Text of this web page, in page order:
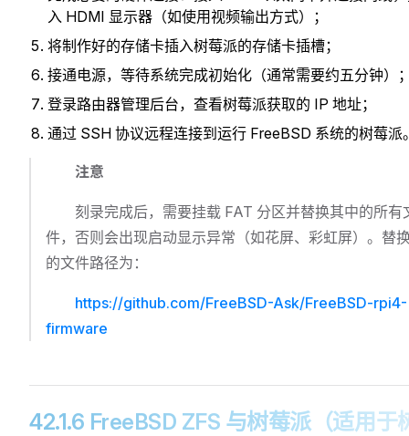
入 HDMI 显示器（如使用视频输出方式）；
将制作好的存储卡插入树莓派的存储卡插槽；
接通电源，等待系统完成初始化（通常需要约五分钟）
登录路由器管理后台，查看树莓派获取的 IP 地址；
通过 SSH 协议远程连接到运行 FreeBSD 系统的树莓派
注意
刻录完成后，需要挂载 FAT 分区并替换其中的所有
件，否则会出现启动显示异常（如花屏、彩虹屏）。替
的文件路径为：
https://github.com/FreeBSD-Ask/FreeBSD-rpi4-
firmware
42.1.6 FreeBSD ZFS 与树莓派（适用于